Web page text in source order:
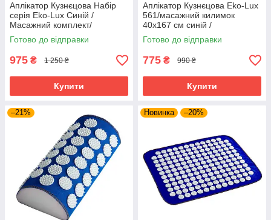
Аплікатор Кузнєцова Набір
серія Eko-Lux Синій /
Масажний комплект/
Готово до відправки
975 ₴ 1 250 ₴
Купити
Аплікатор Кузнєцова Eko-Lux
561/масажний килимок
40x167 см синій /
Готово до відправки
775 ₴ 990 ₴
Купити
–21% Новинка –20%